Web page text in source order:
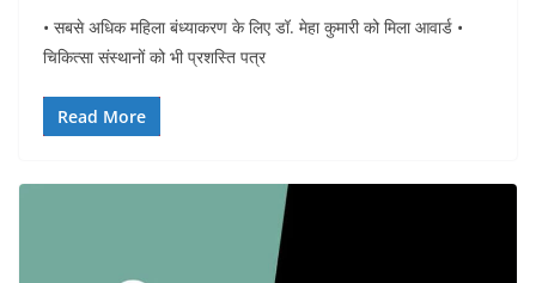
• सबसे अधिक महिला बंध्याकरण के लिए डॉ. मेहा कुमारी को मिला आवार्ड •
चिकित्सा संस्थानों को भी प्रशस्ति पत्र
Read More